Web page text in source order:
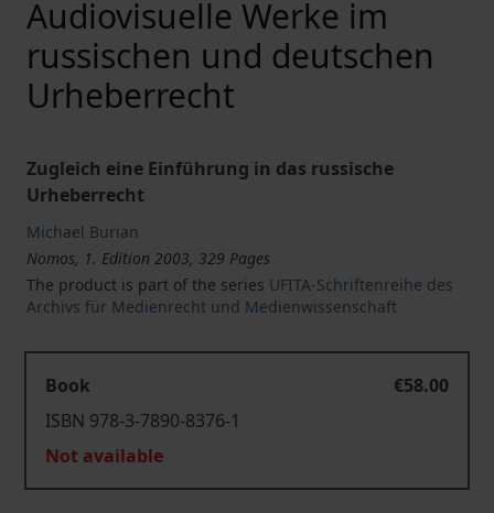
Audiovisuelle Werke im
russischen und deutschen
Urheberrecht
Zugleich eine Einführung in das russische
Urheberrecht
Michael Burian
Nomos, 1. Edition 2003, 329 Pages
The product is part of the series UFITA-Schriftenreihe des
Archivs für Medienrecht und Medienwissenschaft
Book
€58.00
ISBN 978-3-7890-8376-1
Not available